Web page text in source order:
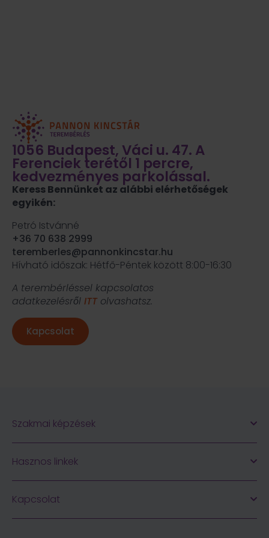
1056 Budapest, Váci u. 47. A
Ferenciek terétől 1 percre,
kedvezményes parkolással.
Keress Bennünket az alábbi elérhetőségek
egyikén:
Petró Istvánné
+36 70 638 2999
teremberles@pannonkincstar.hu
Hívható időszak: Hétfő-Péntek között 8:00-16:30
A terembérléssel kapcsolatos
adatkezelésről ITTolvashatsz.
Kapcsolat
Szakmai képzések
Hasznos linkek
Kapcsolat